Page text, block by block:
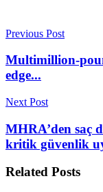
Previous Post
Multimillion-
edge...
Next Post
MHRA’den saç
kritik güvenlik
Related Posts